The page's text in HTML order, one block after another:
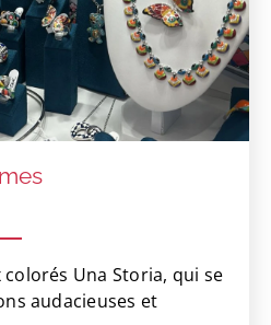
Una Storia, qui se
audacieuses et